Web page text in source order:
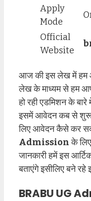
Apply
Mode
Official
Website
आज की इस लेख में हम
लेख के माध्यम से हम
हो रही एडमिशन के
इसमें आवेदन कब से शुरू
लिए आवेदन कैसे कर
Admissionके
जानकारी हमें इस
बताएंगे इसीलिए बने
BRABU UG